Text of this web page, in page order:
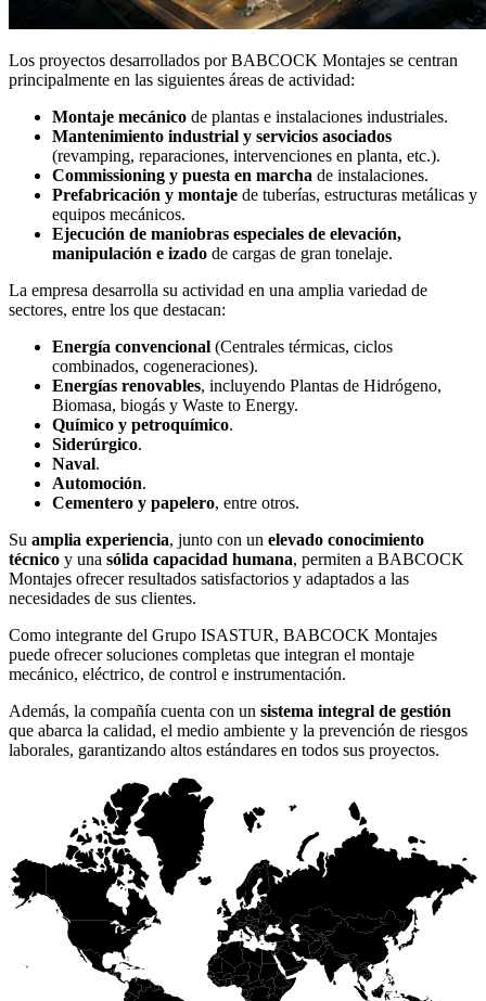
Los proyectos desarrollados por BABCOCK Montajes se centran
principalmente en las siguientes áreas de actividad:
Montaje mecánico de plantas e instalaciones industriales.
Mantenimiento industrial y servicios asociados
(revamping, reparaciones, intervenciones en planta, etc.).
Commissioning y puesta en marcha de instalaciones.
Prefabricación y montaje de tuberías, estructuras metálicas y
equipos mecánicos.
Ejecución de maniobras especiales de elevación,
manipulación e izado de cargas de gran tonelaje.
La empresa desarrolla su actividad en una amplia variedad de
sectores, entre los que destacan:
Energía convencional (Centrales térmicas, ciclos
combinados, cogeneraciones).
Energías renovables, incluyendo Plantas de Hidrógeno,
Biomasa, biogás y Waste to Energy.
Químico y petroquímico.
Siderúrgico.
Naval.
Automoción.
Cementero y papelero, entre otros.
Su amplia experiencia, junto con un elevado conocimiento
técnico y una sólida capacidad humana, permiten a BABCOCK
Montajes ofrecer resultados satisfactorios y adaptados a las
necesidades de sus clientes.
Como integrante del Grupo ISASTUR, BABCOCK Montajes
puede ofrecer soluciones completas que integran el montaje
mecánico, eléctrico, de control e instrumentación.
Además, la compañía cuenta con un sistema integral de gestión
que abarca la calidad, el medio ambiente y la prevención de riesgos
laborales, garantizando altos estándares en todos sus proyectos.